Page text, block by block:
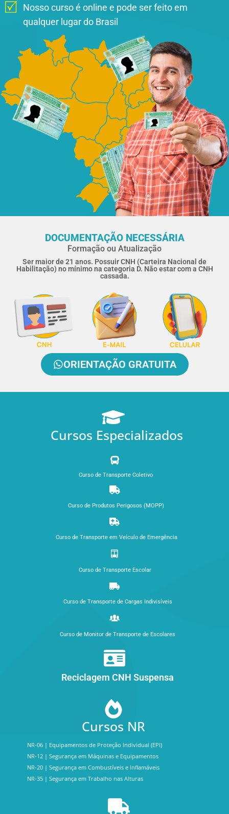
Nosso curso é online e pode ser feito em
qualquer lugar do Brasil
DOCUMENTAÇÃO NECESSÁRIA
Formação ou Atualização
Ser maior de 21 anos. Possuir CNH (Carteira Nacional de
Habilitação) no mínimo na categoria D. Não estar com a CNH
cassada.
ORIENTAÇÃO GRATUITA
Cursos Especializados
Curso de Transporte Coletivo
Curso de Produtos Perigosos (MOPP)
Curso de Transporte em Veículo de Emergência
Curso de Transporte Escolar
Curso de Transporte de Cargas Indivisíveis
Curso de Monitor de Transporte de Escolares
Reciclagem CNH Suspensa
Cursos NR
NR-06 | Equipamentos de Proteção Individual (EPI)
NR-12 | Segurança em Máquinas e Equipamentos
NR-20 | Segurança em Combustíveis e Inflamáveis
NR-35 | Segurança em Trabalho nas Alturas